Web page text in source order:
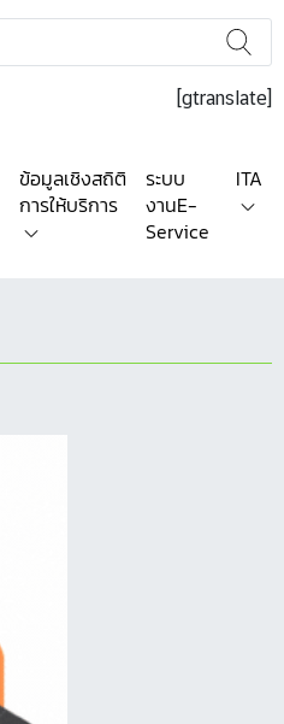
[gtranslate]
ข้อมูลเชิงสถิติ
การให้บริการ
ระบบ
งานE-
Service
ITA